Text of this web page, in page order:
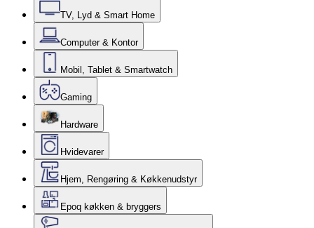
TV, Lyd & Smart Home
Computer & Kontor
Mobil, Tablet & Smartwatch
Gaming
Hardware
Hvidevarer
Hjem, Rengøring & Køkkenudstyr
Epoq køkken & bryggers